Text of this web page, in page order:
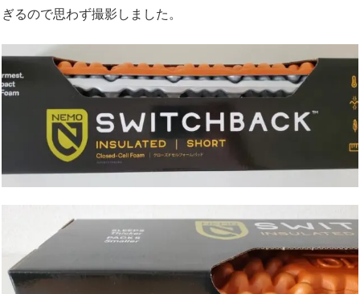
ぎるので思わず撮影しました。